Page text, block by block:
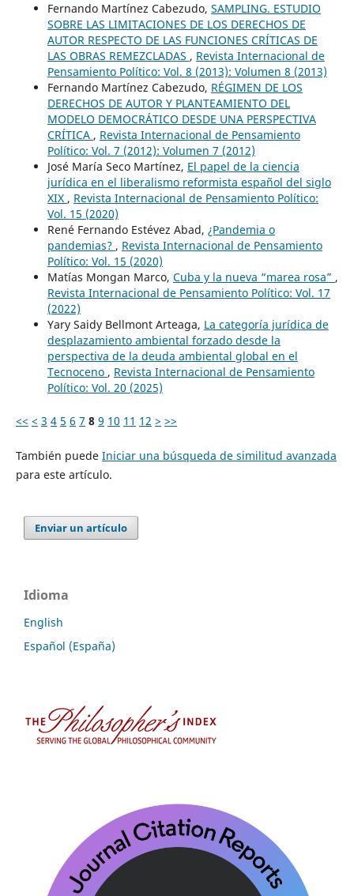
Fernando Martínez Cabezudo, SAMPLING. ESTUDIO
SOBRE LAS LIMITACIONES DE LOS DERECHOS DE
AUTOR RESPECTO DE LAS FUNCIONES CRÍTICAS DE
LAS OBRAS REMEZCLADAS , Revista Internacional de
Pensamiento Político: Vol. 8 (2013): Volumen 8 (2013)
Fernando Martínez Cabezudo, RÉGIMEN DE LOS
DERECHOS DE AUTOR Y PLANTEAMIENTO DEL
MODELO DEMOCRÁTICO DESDE UNA PERSPECTIVA
CRÍTICA , Revista Internacional de Pensamiento
Político: Vol. 7 (2012): Volumen 7 (2012)
José María Seco Martínez, El papel de la ciencia
jurídica en el liberalismo reformista español del siglo
XIX , Revista Internacional de Pensamiento Político:
Vol. 15 (2020)
René Fernando Estévez Abad, ¿Pandemia o
pandemias? , Revista Internacional de Pensamiento
Político: Vol. 15 (2020)
Matías Mongan Marco, Cuba y la nueva “marea rosa” ,
Revista Internacional de Pensamiento Político: Vol. 17
(2022)
Yary Saidy Bellmont Arteaga, La categoría jurídica de
desplazamiento ambiental forzado desde la
perspectiva de la deuda ambiental global en el
Tecnoceno , Revista Internacional de Pensamiento
Político: Vol. 20 (2025)
<< < 3 4 5 6 7 8 9 10 11 12 > >>
También puede Iniciar una búsqueda de similitud avanzada
para este artículo.
Enviar un artículo
Idioma
English
Español (España)